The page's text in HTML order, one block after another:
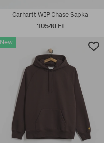
Elérhető méretek:
S; M; L; XL; XXL
Carhartt WIP Chase Sapka
10540 Ft
New